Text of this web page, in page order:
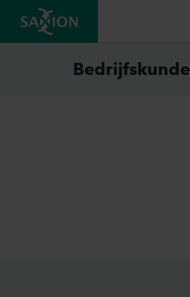
Bedrijfskunde